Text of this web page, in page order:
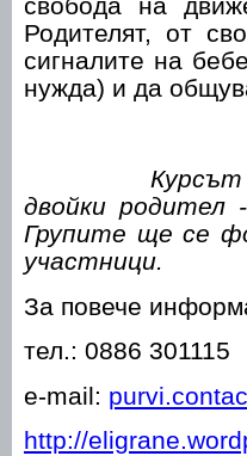
свобода на
Родителят, от
сигналите на
нужда) и да
двойки родител -
Групите ще се
участници.
За повече
тел.: 0886 301115
e-mail:
http://